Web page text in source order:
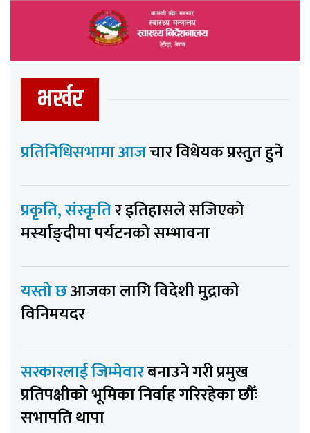
भर्खर
प्रतिनिधिसभामा आजचार विधेयक प्रस्तुत हुने
प्रकृति, संस्कृतिर इतिहासले सजिएको
मर्स्याङ्दीमा पर्यटनको सम्भावना
यस्तो छआजका लागि विदेशी मुद्राको
विनिमयदर
सरकारलाई जिम्मेवारबनाउने गरी प्रमुख
प्रतिपक्षीको भूमिका निर्वाह गरिरहेका छौँः
सभापति थापा